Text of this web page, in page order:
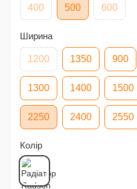
400 500 600
Ширина
1200 1350 900
1300 1400 1500
2250 2400 2550
Колір